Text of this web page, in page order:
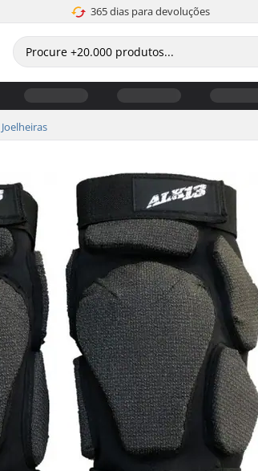
365 dias para devoluções
Joelheiras